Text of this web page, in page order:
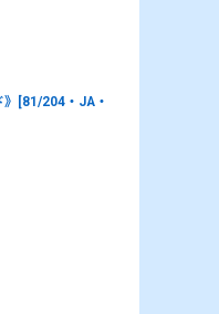
[81/204・JA・